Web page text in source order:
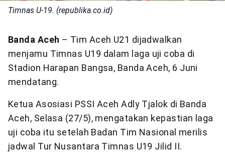
Timnas U-19. (republika.co.id)
Banda Aceh – Tim Aceh U21 dijadwalkan
menjamu Timnas U19 dalam laga uji coba di
Stadion Harapan Bangsa, Banda Aceh, 6 Juni
mendatang.
Ketua Asosiasi PSSI Aceh Adly Tjalok di Banda
Aceh, Selasa (27/5), mengatakan kepastian laga
uji coba itu setelah Badan Tim Nasional merilis
jadwal Tur Nusantara Timnas U19 Jilid II.